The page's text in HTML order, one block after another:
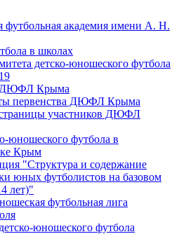
футбольная академия имени А. Н.
в школах
детско-юношеского футбола
ДЮФЛ Крыма
первенства ДЮФЛ Крыма
участников ДЮФЛ
юношеского футбола в
Крым
"Структура и содержание
юных футболистов на базовом
лет)"
футбольная лига
юношеского футбола